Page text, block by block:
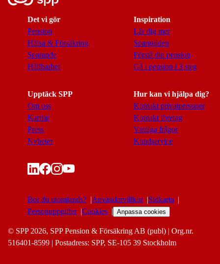
Det vi gör
Pension
Hälsa & Försäkring
Sparande
Hållbarhet
Inspiration
Lär dig mer
Sparguiden
Förstå din pension
Gå i pension i 3 steg
Upptäck SPP
Om oss
Karriär
Press
Nyheter
Hur kan vi hjälpa dig?
Kontakt privatpersoner
Kontakt företag
Vanliga frågor
Kundservice
Bor du utomlands? Användarvillkor
Sidkarta
Personuppgifter
Cookies Anpassa cookies
© SPP 2026, SPP Pension & Försäkring AB (publ) | Org.nr.
516401-8599 | Postadress: SPP, SE-105 39 Stockholm